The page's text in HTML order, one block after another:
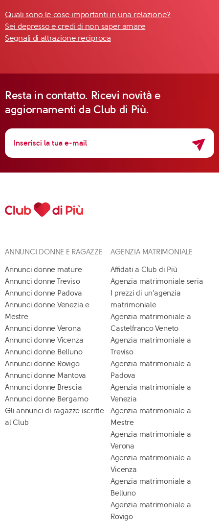
Quali sono le cose importanti in una relazione?
Sei depresso e credi di non saper amare
Segnali di attrazione reciproca
Resta in contatto. Ricevi novità e
aggiornamenti da Club di Più.
ANNUNCI DONNE E RAGAZZE
Annunci donne mature
Annunci donne Treviso
Annunci donne Padova
Annunci donne Venezia e
Mestre
Annunci donne Verona
Annunci donne Vicenza
Annunci donne Belluno
Annunci donne Rovigo
Annunci donne Mantova
Annunci donne Brescia
Annunci donne Bergamo
Gli annunci di ragazze iscritte
al Club
AGENZIA MATRIMONIALE
Affidati a Club di Più
Agenzia matrimoniale seria
I prezzi di un'agenzia
matrimoniale
Agenzia matrimoniale a
Castelfranco Veneto
Agenzia matrimoniale a
Treviso
Agenzia matrimoniale a
Padova
Agenzia matrimoniale a
Venezia
Agenzia matrimoniale a
Mestre
Agenzia matrimoniale a
Verona
Agenzia matrimoniale a
Vicenza
Agenzia matrimoniale a
Belluno
Agenzia matrimoniale a
Rovigo